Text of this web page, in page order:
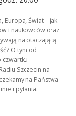
Europa, Świat – jak
i naukowców oraz
na otaczającą
O tym od
czwartku
Szczecin na
na Państwa
i pytania.